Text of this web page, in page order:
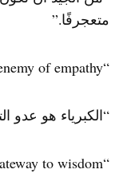
متعجرفًا.”
“Pride is the enemy of empathy.”
“الكبرياء هو عدو
“Humility is the gateway to wisdom.”